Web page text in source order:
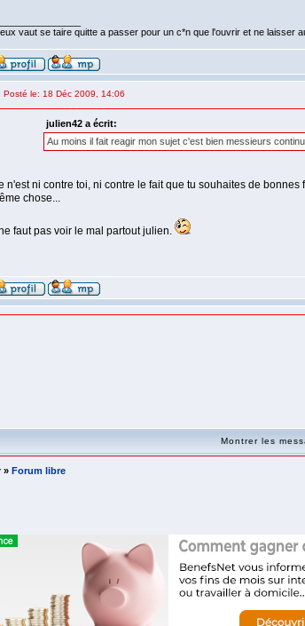
vaut se taire quitte a passer pour un c*n que l'ouvrir et ne laisser
Posté le: 18 Déc 2009, 14:06
julien42 a écrit:
Au moins il fait reagir mon sujet c'est bien messieurs
n'est ni contre toi, ni contre le fait que tu souhaites de
chose...
ne faut pas voir le mal partout julien.
Montrer les
» Forum libre